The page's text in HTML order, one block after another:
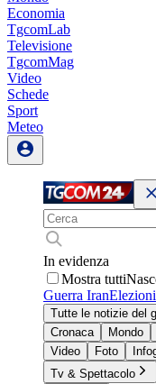
Economia
TgcomLab
Televisione
TgcomMag
Video
Schede
Sport
Meteo
In evidenza
Mostra tutti
Guerra IranElezioni
Tutte le notizie del
Cronaca
Mondo
Video
Foto
Tv & Spettacolo